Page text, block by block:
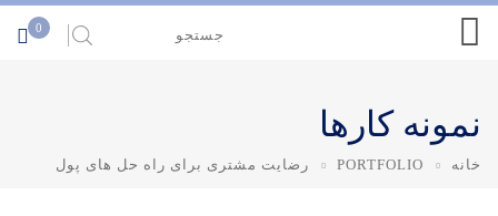
نمونه کارها
خانه PORTFOLIO رضایت مشتری برای راه حل های پول